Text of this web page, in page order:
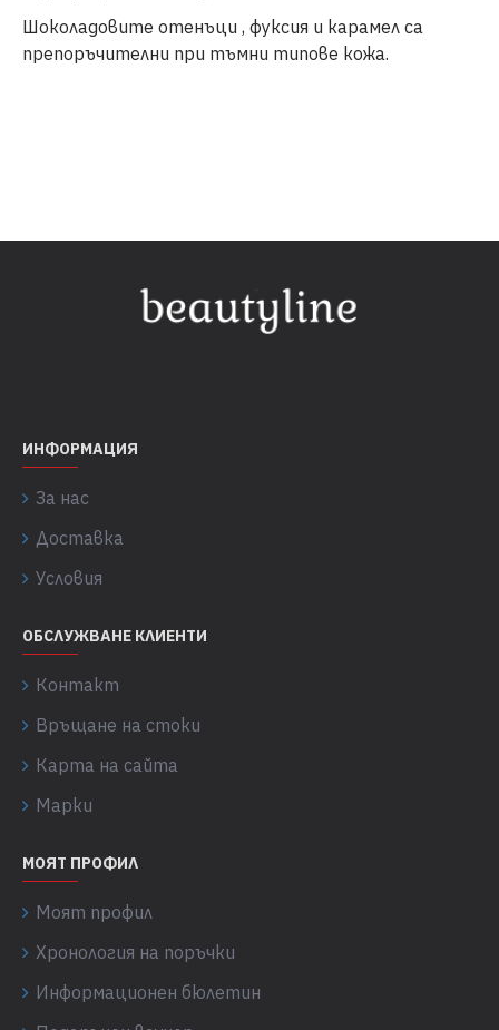
Шоколадовите отенъци , фуксия и карамел са
препоръчителни при тъмни типове кожа.
ИНФОРМАЦИЯ
За нас
Доставка
Условия
ОБСЛУЖВАНЕ КЛИЕНТИ
Контакт
Връщане на стоки
Карта на сайта
Марки
МОЯТ ПРОФИЛ
Моят профил
Хронология на поръчки
Информационен бюлетин